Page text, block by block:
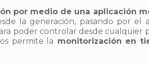
por medio de una aplicación
la generación, pasando por el
poder controlar desde cualquier
permite la monitorización en